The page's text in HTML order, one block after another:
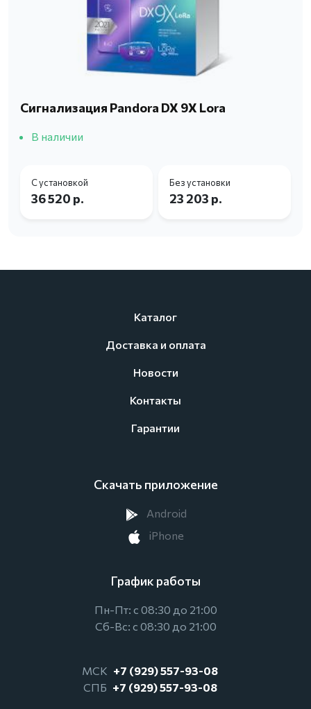
Сигнализация Pandora DX 9X Lora
В наличии
С установкой
36 520 р.
Без установки
23 203 р.
Каталог
Доставка и оплата
Новости
Контакты
Гарантии
Скачать приложение
Android
iPhone
График работы
Пн-Пт: с 08:30 до 21:00
Сб-Вс: с 08:30 до 21:00
МСК +7 (929) 557-93-08
СПБ +7 (929) 557-93-08